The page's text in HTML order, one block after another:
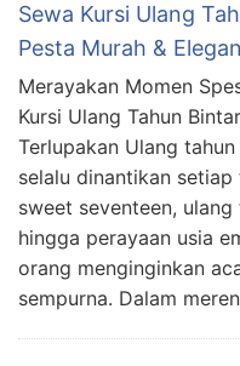
Sewa Kursi Ulang
Pesta Murah & Elegan
Merayakan Momen
Kursi Ulang Tahun
Terlupakan Ulang
selalu dinantikan
sweet seventeen,
hingga perayaan usia
orang menginginkan
sempurna. Dalam